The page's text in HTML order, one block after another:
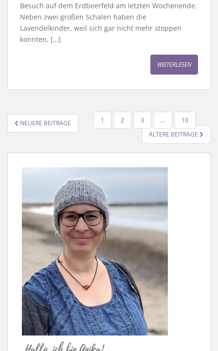
Besuch auf dem Erdbeerfeld am letzten Wochenende.
Neben zwei großen Schalen haben die
Lavendelkinder, weil sich gar nicht mehr stoppen
konnten, […]
WEITERLESEN
SEITENNUMMERIERUNG
DER
NEUERE BEITRÄGE 1 2 3 …
10
ÄLTERE BEITRÄGE